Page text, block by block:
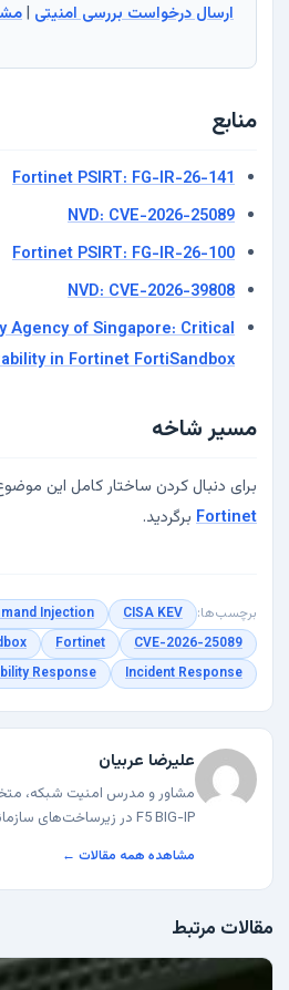
ارسال درخواست بررسی امنیتی |
منابع
Fortinet PSIRT: FG-IR-26-141
NVD: CVE-2026-25089
Fortinet PSIRT: FG-IR-26-100
NVD: CVE-2026-39808
Agency of Singapore: Critical
in Fortinet FortiSandbox
مسیر شاخه
برای دنبال کردن ساختار کامل این
Fortinet برگردید.
برچسب‌ها: CISA KEV
Injection
CVE-2026-25089
Fortinet
Incident Response
Response
علیرضا عربیان
F5 BIG-IP در زیرساخت‌های سازمانی.
مشاهده همه مقالات ←
مقالات مرتبط